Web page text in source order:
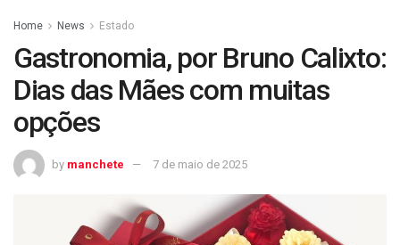
Home News Estado
Gastronomia, por Bruno Calixto:
Dias das Mães com muitas
opções
by manchete 7 de maio de 2025